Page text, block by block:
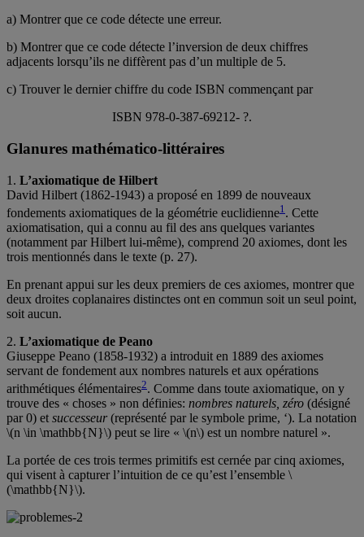
a) Montrer que ce code détecte une erreur.
b) Montrer que ce code détecte l’inversion de deux chiffres
adjacents lorsqu’ils ne diffèrent pas d’un multiple de 5.
c) Trouver le dernier chiffre du code ISBN commençant par
ISBN 978-0-387-69212- ?.
Glanures mathématico-littéraires
1. L’axiomatique de Hilbert
David Hilbert (1862-1943) a proposé en 1899 de nouveaux
fondements axiomatiques de la géométrie euclidienne1 . Cette
axiomatisation, qui a connu au fil des ans quelques variantes
(notamment par Hilbert lui-même), comprend 20 axiomes, dont les
trois mentionnés dans le texte (p. 27).
En prenant appui sur les deux premiers de ces axiomes, montrer que
deux droites coplanaires distinctes ont en commun soit un seul point,
soit aucun.
2. L’axiomatique de Peano
Giuseppe Peano (1858-1932) a introduit en 1889 des axiomes
servant de fondement aux nombres naturels et aux opérations
arithmétiques élémentaires2. Comme dans toute axiomatique, on y
trouve des « choses » non définies: nombres naturels, zéro (désigné
par 0) et successeur(représenté par le symbole prime, ‘). La notation
\(n \in \mathbb{N}\) peut se lire « \(n\) est un nombre naturel ».
La portée de ces trois termes primitifs est cernée par cinq axiomes,
qui visent à capturer l’intuition de ce qu’est l’ensemble \
(\mathbb{N}\).